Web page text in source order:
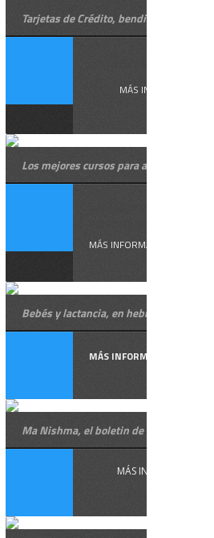
Tarjetas de Crédito, benditas o malditas
MÁS INFORMACIÓN
Los mejores cursos para aprender
MÁS INFORMACIÓN
Bebés y lactancia, en hebreo
MÁS INFORMACIÓN
Ma Nishma, el boletin de Hebreo Vivo
MÁS INFORMACIÓN